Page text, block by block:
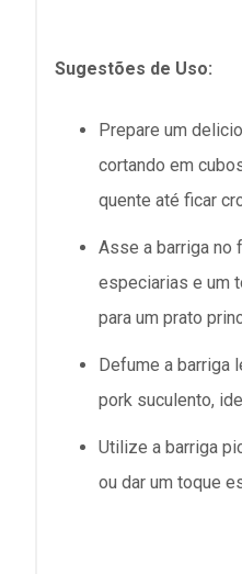
Sugestões de Uso:
Prepare um
cortando em
quente até ficar
Asse a barriga no
especiarias e um
para um prato
Defume a barriga
pork suculento,
Utilize a barriga
ou dar um toque